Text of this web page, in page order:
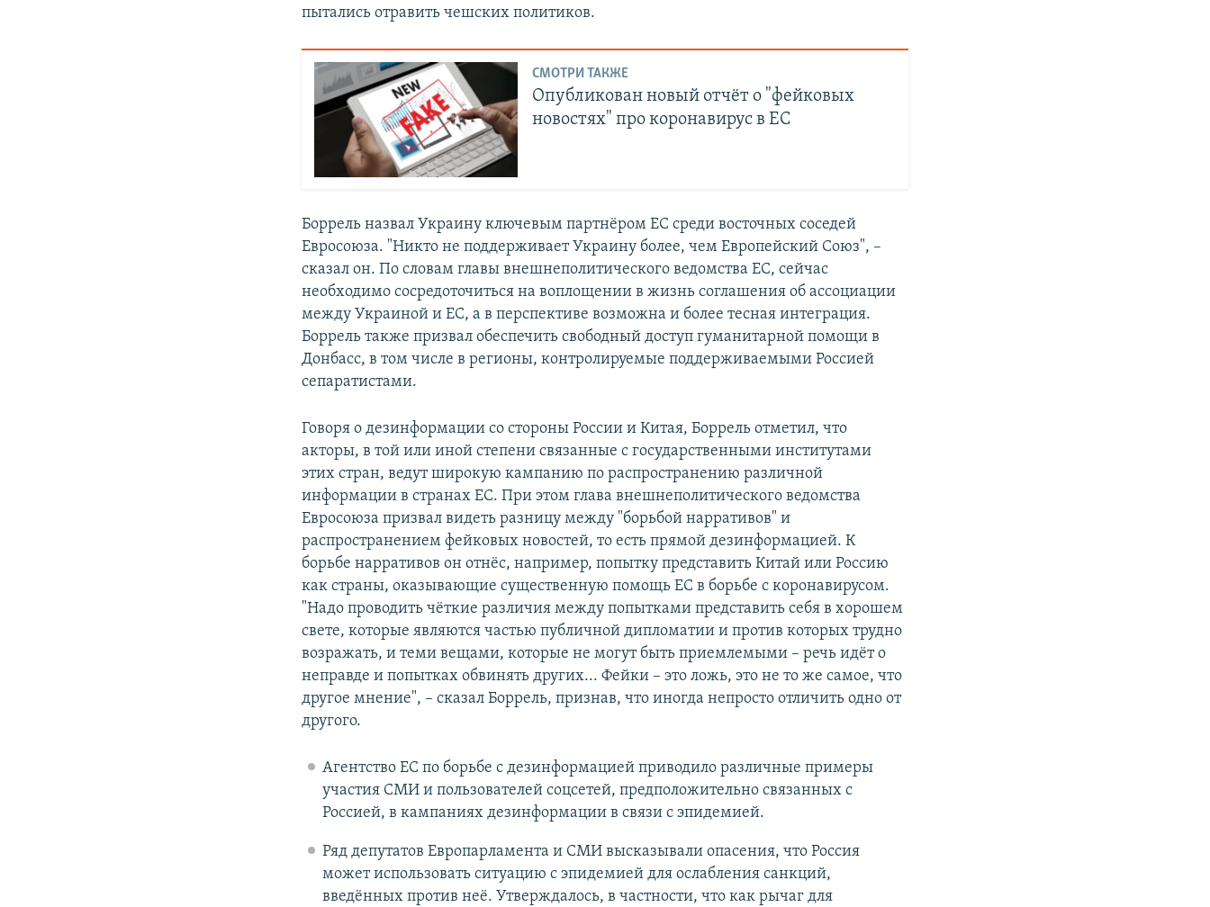
пытались отравить чешских политиков.
СМОТРИ ТАКЖЕ
Опубликован новый отчёт о "фейковых
новостях" про коронавирус в ЕС
Боррель назвал Украину ключевым партнёром ЕС среди восточных соседей
Евросоюза. "Никто не поддерживает Украину более, чем Европейский Союз", –
сказал он. По словам главы внешнеполитического ведомства ЕС, сейчас
необходимо сосредоточиться на воплощении в жизнь соглашения об ассоциации
между Украиной и ЕС, а в перспективе возможна и более тесная интеграция.
Боррель также призвал обеспечить свободный доступ гуманитарной помощи в
Донбасс, в том числе в регионы, контролируемые поддерживаемыми Россией
сепаратистами.
Говоря о дезинформации со стороны России и Китая, Боррель отметил, что
акторы, в той или иной степени связанные с государственными институтами
этих стран, ведут широкую кампанию по распространению различной
информации в странах ЕС. При этом глава внешнеполитического ведомства
Евросоюза призвал видеть разницу между "борьбой нарративов" и
распространением фейковых новостей, то есть прямой дезинформацией. К
борьбе нарративов он отнёс, например, попытку представить Китай или Россию
как страны, оказывающие существенную помощь ЕС в борьбе с коронавирусом.
"Надо проводить чёткие различия между попытками представить себя в хорошем
свете, которые являются частью публичной дипломатии и против которых трудно
возражать, и теми вещами, которые не могут быть приемлемыми – речь идёт о
неправде и попытках обвинять других... Фейки – это ложь, это не то же самое, что
другое мнение", – сказал Боррель, признав, что иногда непросто отличить одно от
другого.
Агентство ЕС по борьбе с дезинформацией приводило различные примеры
участия СМИ и пользователей соцсетей, предположительно связанных с
Россией, в кампаниях дезинформации в связи с эпидемией.
Ряд депутатов Европарламента и СМИ высказывали опасения, что Россия
может использовать ситуацию с эпидемией для ослабления санкций,
введённых против неё. Утверждалось, в частности, что как рычаг для